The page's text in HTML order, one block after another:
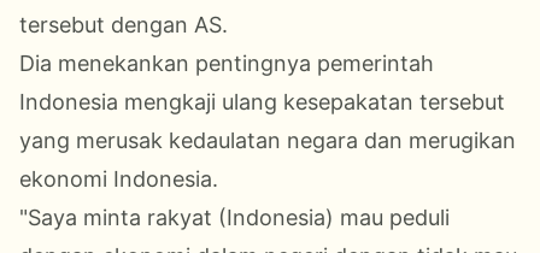
tersebut dengan AS.
Dia menekankan pentingnya pemerintah
Indonesia mengkaji ulang kesepakatan tersebut
yang merusak kedaulatan negara dan merugikan
ekonomi Indonesia.
"Saya minta rakyat (Indonesia) mau peduli